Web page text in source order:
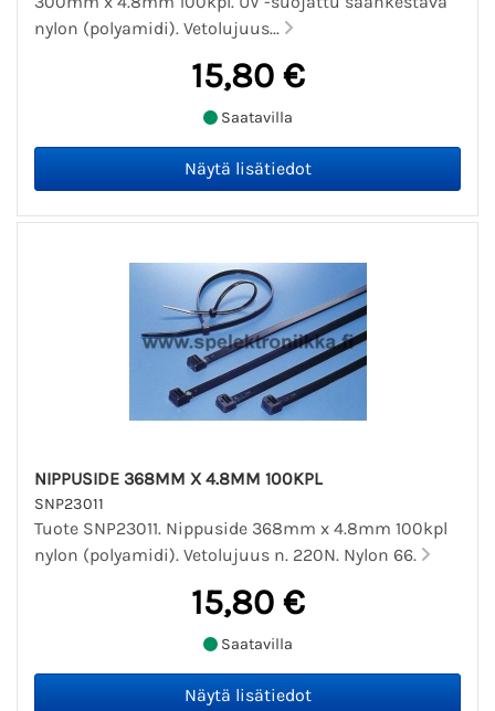
nylon (polyamidi). Vetolujuus...
15,80 €
Saatavilla
NIPPUSIDE 368MM X 4.8MM 100KPL
SNP23011
Tuote SNP23011. Nippuside 368mm x 4.8mm 100kpl
nylon (polyamidi). Vetolujuus n. 220N. Nylon 66.
15,80 €
Saatavilla